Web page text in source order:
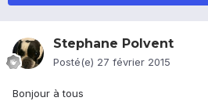
Stephane Polvent
Posté(e) 27 février 2015
Bonjour à tous